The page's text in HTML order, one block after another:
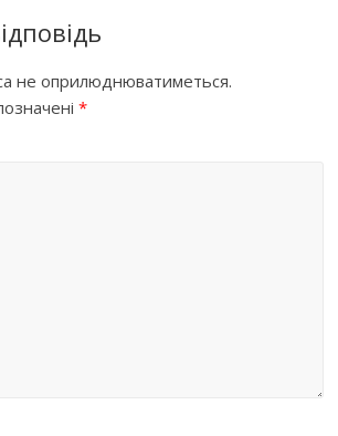
не оприлюднюватиметься.
*